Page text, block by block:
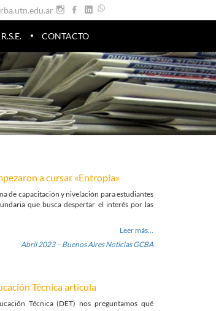
CONTACTO
a cursar «Entropía»
de capacitación y nivelación para estudiantes
que busca despertar el interés por las
Leer más…
Abril 2023 – Buenos Aires Noticias GCBA
Técnica articula
Técnica (DET) nos preguntamos qué